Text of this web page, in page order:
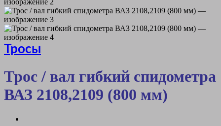
Тросы
Трос / вал гибкий спидометра
ВАЗ 2108,2109 (800 мм)